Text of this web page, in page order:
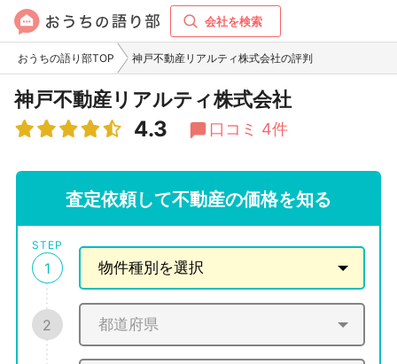
会社を検索
おうちの語り部TOP 神戸不動産リアルティ株式会社の評判
神戸不動産リアルティ株式会社
4.3 口コミ 4件
査定依頼して不動産の価格を知る
STEP
1
2